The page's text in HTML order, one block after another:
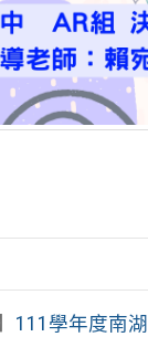
111學年度南